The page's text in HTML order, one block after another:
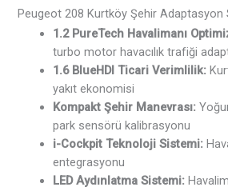
Peugeot 208 Kurtköy Şehir Adaptasyon
1.2 PureTech Havalimanı
turbo motor havacılık trafiği
1.6 BlueHDI Ticari Verimlilik:
yakıt ekonomisi
Kompakt Şehir Manevrası:
park sensörü kalibrasyonu
i-Cockpit Teknoloji Sistemi:
entegrasyonu
LED Aydınlatma Sistemi: